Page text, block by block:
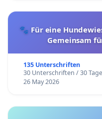
🐾 Für eine
Gemeinsam
135 Unterschriften
30 Unterschriften / 30 Tage
26 May 2026